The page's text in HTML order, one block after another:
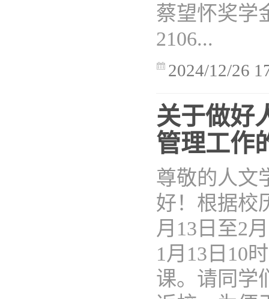
蔡望怀奖学
2106...
2024/12/26
关于做好
管理工作
尊敬的人文
好！根据校
月13日至2
1月13日10
课。请同学